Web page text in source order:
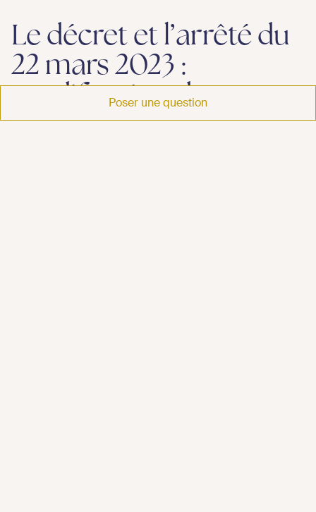
Le décret et l’arrêté du
22 mars 2023 :
modification de
plusieurs sous-
Poser une question